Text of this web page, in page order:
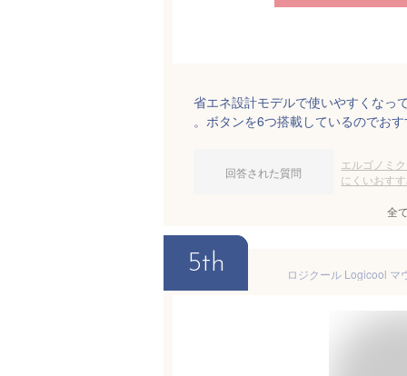
省エネ設計モデルで使いやすくなっ
。ボタンを6つ搭載しているのでお
回答された質問
エルゴノミ
にくいおす
全
5th ロジクール Logicool マ